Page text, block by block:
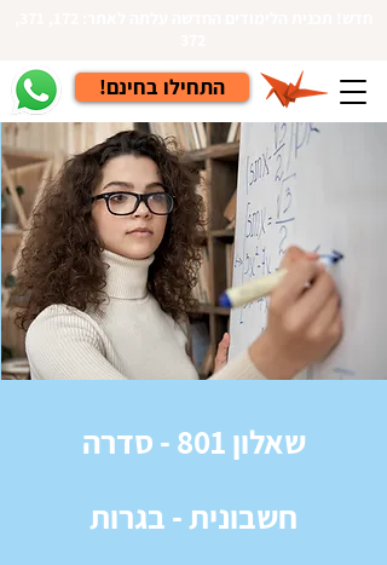
!התחילו בחינם
שאלון 801 - סדרה
חשבונית - בגרות